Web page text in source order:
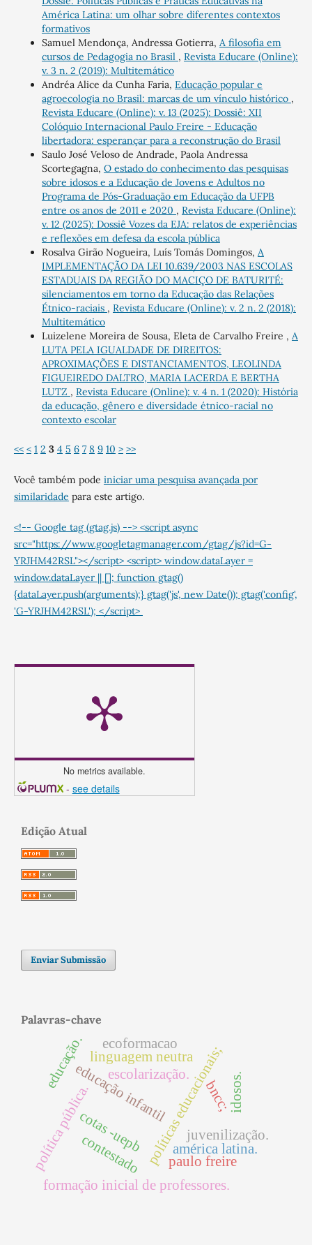
América Latina: um olhar sobre diferentes contextos
formativos
Samuel Mendonça, Andressa Gotierra, A filosofia em
cursos de Pedagogia no Brasil , Revista Educare (Online):
v. 3 n. 2 (2019): Multitemático
Andréa Alice da Cunha Faria, Educação popular e
agroecologia no Brasil: marcas de um vínculo histórico ,
Revista Educare (Online): v. 13 (2025): Dossiê: XII
Colóquio Internacional Paulo Freire - Educação
libertadora: esperançar para a reconstrução do Brasil
Saulo José Veloso de Andrade, Paola Andressa
Scortegagna, O estado do conhecimento das pesquisas
sobre idosos e a Educação de Jovens e Adultos no
Programa de Pós-Graduação em Educação da UFPB
entre os anos de 2011 e 2020 , Revista Educare (Online):
v. 12 (2025): Dossiê Vozes da EJA: relatos de experiências
e reflexões em defesa da escola pública
Rosalva Girão Nogueira, Luís Tomás Domingos, A
IMPLEMENTAÇÃO DA LEI 10.639/2003 NAS ESCOLAS
ESTADUAIS DA REGIÃO DO MACIÇO DE BATURITÉ:
silenciamentos em torno da Educação das Relações
Étnico-raciais , Revista Educare (Online): v. 2 n. 2 (2018):
Multitemático
Luizelene Moreira de Sousa, Eleta de Carvalho Freire , A
LUTA PELA IGUALDADE DE DIREITOS:
APROXIMAÇÕES E DISTANCIAMENTOS, LEOLINDA
FIGUEIREDO DALTRO, MARIA LACERDA E BERTHA
LUTZ , Revista Educare (Online): v. 4 n. 1 (2020): História
da educação, gênero e diversidade étnico-racial no
contexto escolar
<< < 1 2 3 4 5 6 7 8 9 10 > >>
Você também pode iniciar uma pesquisa avançada por
similaridade para este artigo.
<!-- Google tag (gtag.js) --> <script async
src="https://www.googletagmanager.com/gtag/js?id=G-
YRJHM42RSL"></script> <script> window.dataLayer =
window.dataLayer || []; function gtag()
{dataLayer.push(arguments);} gtag('js', new Date()); gtag('config',
'G-YRJHM42RSL'); </script>
No metrics available.
- see details
Edição Atual
Enviar Submissão
Palavras-chave
educação infantilpolíticas educacionais;
política pública. américa latina.
bncc;
formação inicial de professores.
contestado paulo freire
juvenilização.
escolarização.
linguagem neutra
cotas -uepb
educação.
idosos.
ecoformacao